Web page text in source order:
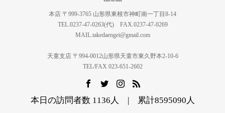
本店 〒999-3765 山形県東根市神町南一丁目8-14
TEL.0237-47-0263(代) FAX.0237-47-0269
MAIL.takedaengei@gmail.com
天童支店 〒994-0012山形県天童市東久野本2-10-6
TEL/FAX 023-651-2602
本日の訪問者数 1136人 | 累計8595090人